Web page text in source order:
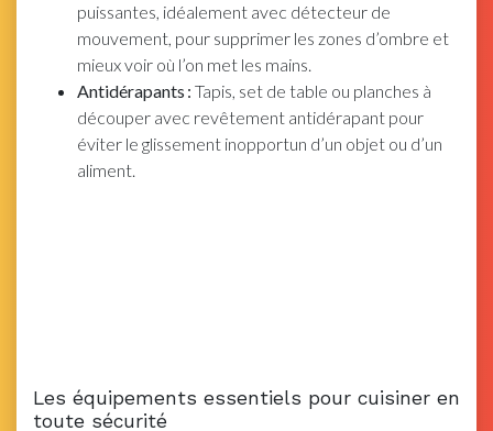
puissantes, idéalement avec détecteur de
mouvement, pour supprimer les zones d’ombre et
mieux voir où l’on met les mains.
Antidérapants : Tapis, set de table ou planches à
découper avec revêtement antidérapant pour
éviter le glissement inopportun d’un objet ou d’un
aliment.
Les équipements essentiels pour cuisiner en
toute sécurité